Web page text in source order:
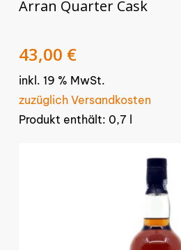
Arran Quarter Cask
Ursprünglicher
Preis
war:
48,00 €
43,00 €Aktueller
Preis
ist:
43,00 €.
inkl. 19 % MwSt.
zuzüglich Versandkosten
Produkt enthält: 0,7